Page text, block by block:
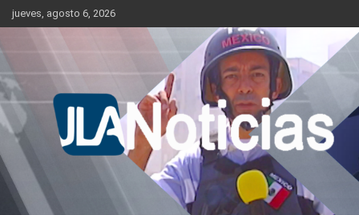
Skip
to
jueves, agosto 6, 2026